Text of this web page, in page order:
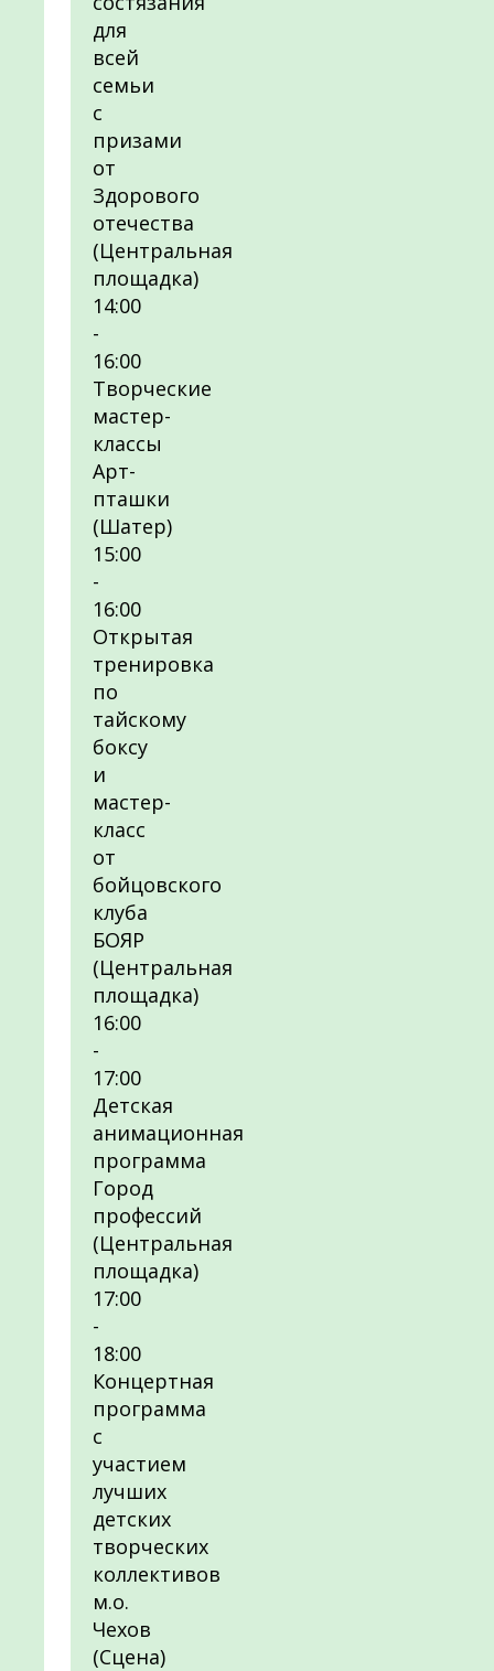
для
всей
семьи
с
призами
от
Здорового
отечества
(Центральная
площадка)
14:00
-
16:00
Творческие
мастер-
классы
Арт-
пташки
(Шатер)
15:00
-
16:00
Открытая
тренировка
по
тайскому
боксу
и
мастер-
класс
от
бойцовского
клуба
БОЯР
(Центральная
площадка)
16:00
-
17:00
Детская
анимационная
программа
Город
профессий
(Центральная
площадка)
17:00
-
18:00
Концертная
программа
с
участием
лучших
детских
творческих
коллективов
м.о.
Чехов
(Сцена)